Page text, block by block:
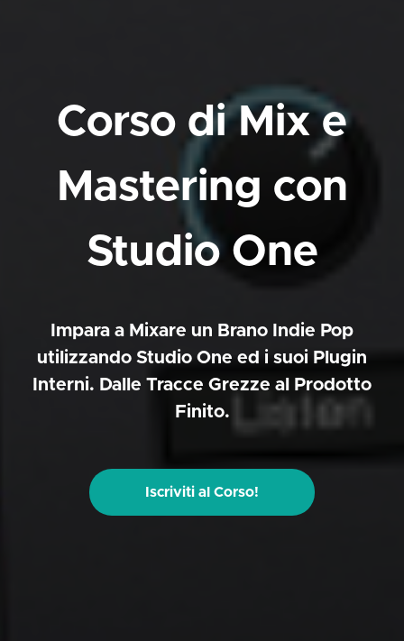
Corso di Mix e
Mastering con
Studio One
Impara a Mixare un Brano Indie Pop
utilizzando Studio One ed i suoi Plugin
Interni. Dalle Tracce Grezze al Prodotto
Finito.
Iscriviti al Corso!